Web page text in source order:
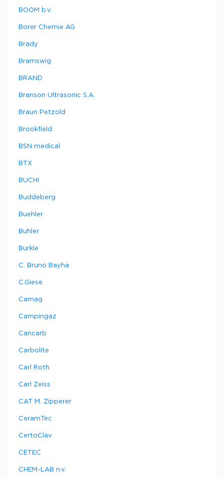
BOOM b.v.
Borer Chemie AG
Brady
Bramswig
BRAND
Branson Ultrasonic S.A.
Braun Petzold
Brookfield
BSN medical
BTX
BUCHI
Buddeberg
Buehler
Buhler
Burkle
C. Bruno Bayha
C.Giese
Camag
Campingaz
Cancarb
Carbolite
Carl Roth
Carl Zeiss
CAT M. Zipperer
CeramTec
CertoClav
CETEC
CHEM-LAB n.v.